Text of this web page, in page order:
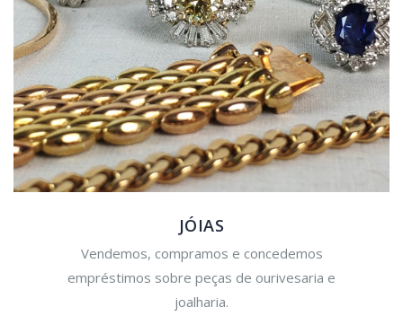
JÓIAS
Vendemos, compramos e concedemos
empréstimos sobre peças de ourivesaria e
joalharia.